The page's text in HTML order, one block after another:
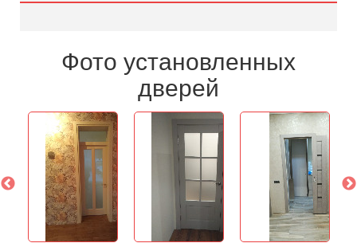
Фото установленных
дверей